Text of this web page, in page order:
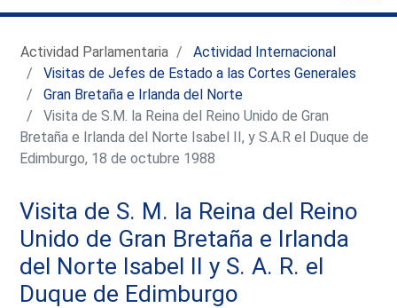
Actividad Parlamentaria
Actividad Internacional
Visitas de Jefes de Estado a las Cortes Generales
Gran Bretaña e Irlanda del Norte
Visita de S.M. la Reina del Reino Unido de Gran
Bretaña e Irlanda del Norte Isabel II, y S.A.R el Duque de
Edimburgo, 18 de octubre 1988
Visita de S. M. la Reina del Reino
Unido de Gran Bretaña e Irlanda
del Norte Isabel II y S. A. R. el
Duque de Edimburgo